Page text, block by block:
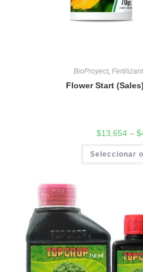
BioProyect,
Flower Start
$13,654 – $
Seleccionar